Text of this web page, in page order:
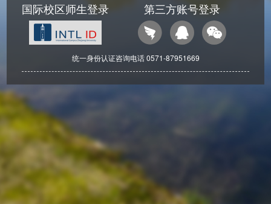
国际校区师生登录 第三方账号登录
统一身份认证咨询电话 0571-87951669